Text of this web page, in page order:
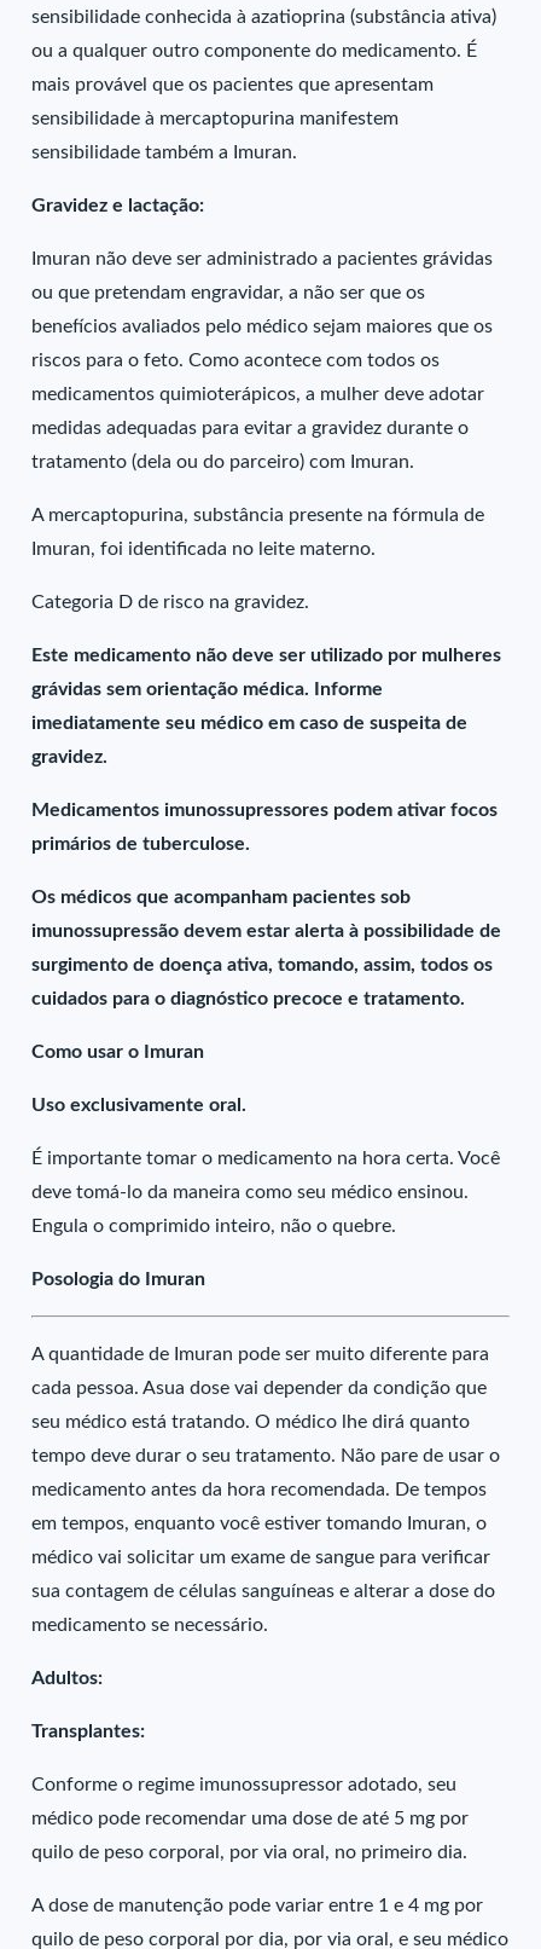
sensibilidade conhecida à azatioprina (substância ativa)
ou a qualquer outro componente do medicamento. É
mais provável que os pacientes que apresentam
sensibilidade à mercaptopurina manifestem
sensibilidade também a Imuran.
Gravidez e lactação:
Imuran não deve ser administrado a pacientes grávidas
ou que pretendam engravidar, a não ser que os
benefícios avaliados pelo médico sejam maiores que os
riscos para o feto. Como acontece com todos os
medicamentos quimioterápicos, a mulher deve adotar
medidas adequadas para evitar a gravidez durante o
tratamento (dela ou do parceiro) com Imuran.
A mercaptopurina, substância presente na fórmula de
Imuran, foi identificada no leite materno.
Categoria D de risco na gravidez.
Este medicamento não deve ser utilizado por mulheres
grávidas sem orientação médica. Informe
imediatamente seu médico em caso de suspeita de
gravidez.
Medicamentos imunossupressores podem ativar focos
primários de tuberculose.
Os médicos que acompanham pacientes sob
imunossupressão devem estar alerta à possibilidade de
surgimento de doença ativa, tomando, assim, todos os
cuidados para o diagnóstico precoce e tratamento.
Como usar o Imuran
Uso exclusivamente oral.
É importante tomar o medicamento na hora certa. Você
deve tomá-lo da maneira como seu médico ensinou.
Engula o comprimido inteiro, não o quebre.
Posologia do Imuran
A quantidade de Imuran pode ser muito diferente para
cada pessoa. Asua dose vai depender da condição que
seu médico está tratando. O médico lhe dirá quanto
tempo deve durar o seu tratamento. Não pare de usar o
medicamento antes da hora recomendada. De tempos
em tempos, enquanto você estiver tomando Imuran, o
médico vai solicitar um exame de sangue para verificar
sua contagem de células sanguíneas e alterar a dose do
medicamento se necessário.
Adultos:
Transplantes:
Conforme o regime imunossupressor adotado, seu
médico pode recomendar uma dose de até 5 mg por
quilo de peso corporal, por via oral, no primeiro dia.
A dose de manutenção pode variar entre 1 e 4 mg por
quilo de peso corporal por dia, por via oral, e seu médico